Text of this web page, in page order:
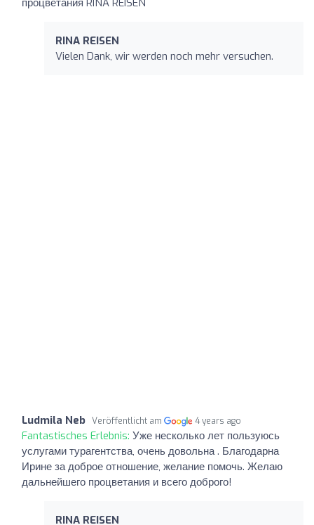
RINA REISEN
Vielen Dank, wir werden noch mehr versuchen.
Ludmila Neb Veröffentlicht am 4 years ago
Fantastisches Erlebnis: Уже несколько лет пользуюсь
услугами турагентства, очень довольна . Благодарна
Ирине за доброе отношение, желание помочь. Желаю
дальнейшего процветания и всего доброго!
RINA REISEN